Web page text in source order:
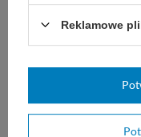
dwuwężykowy mankiet
Dostępny
DO KOSZYKA
Reklamowe